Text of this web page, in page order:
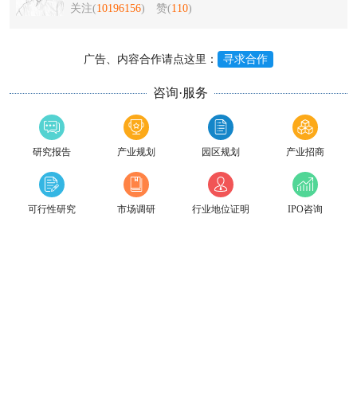
关注(10196156) 赞(110)
广告、内容合作请点这里： 寻求合作
咨询·服务
研究报告 产业规划 园区规划 产业招商
可行性研究 市场调研 行业地位证明 IPO咨询